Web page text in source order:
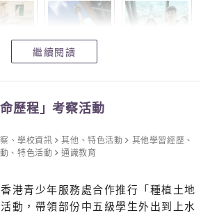
繼續閱讀
歷程」考察活動
、學校資訊 其他 、特色活動 其他學習經歷 、
、特色活動
通識教育
港青少年服務處合作推行「種植土地
動，帶領部份中五級學生外出到上水